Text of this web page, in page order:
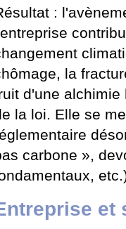
:
la
d'une
la loi. Elle se
carbone »,
et